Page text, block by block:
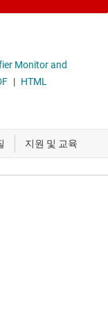
Monitor and
| HTML